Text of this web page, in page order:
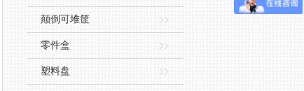
颠倒可堆筐
零件盒
塑料盘